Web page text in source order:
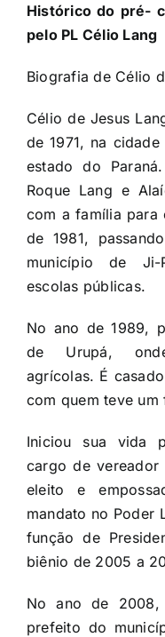
Histórico do pré-
pelo PL Célio Lang
Biografia de Célio
Célio de Jesus
de 1971, na
estado do
Roque Lang e
com a família para
de 1981,
município de Ji-
escolas públicas.
No ano de 1989,
de Urupá,
agrícolas. É
com quem teve um
Iniciou sua vida
cargo de vereador
eleito e
mandato no Poder
função de
biênio de 2005 a
No ano de 2008,
prefeito do